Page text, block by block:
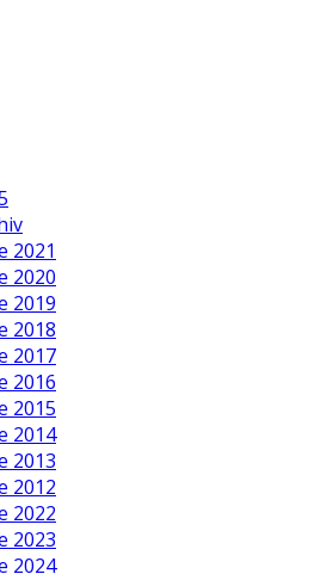
2021
2020
2019
2018
2017
2016
2015
2014
2013
2012
2022
2023
2024